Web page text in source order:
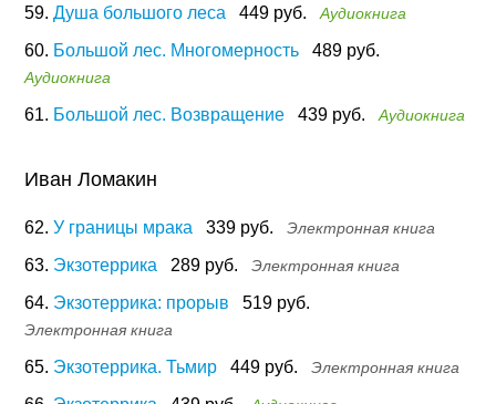
59. Душа большого леса 449 руб. Аудиокнига
60. Большой лес. Многомерность 489 руб.
Аудиокнига
61. Большой лес. Возвращение 439 руб. Аудиокнига
Иван Ломакин
62. У границы мрака 339 руб. Электронная книга
63. Экзотеррика 289 руб. Электронная книга
64. Экзотеррика: прорыв 519 руб.
Электронная книга
65. Экзотеррика. Тьмир 449 руб. Электронная книга